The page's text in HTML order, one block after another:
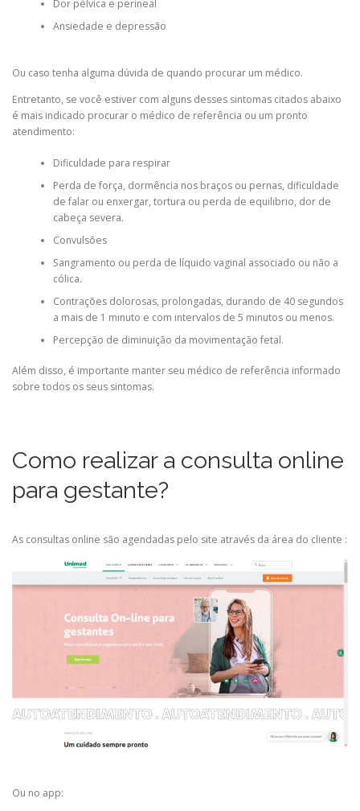
Dor pélvica e perineal
Ansiedade e depressão
Ou caso tenha alguma dúvida de quando procurar um médico.
Entretanto, se você estiver com alguns desses sintomas citados abaixo
é mais indicado procurar o médico de referência ou um pronto
atendimento:
Dificuldade para respirar
Perda de força, dormência nos braços ou pernas, dificuldade
de falar ou enxergar, tortura ou perda de equilibrio, dor de
cabeça severa.
Convulsões
Sangramento ou perda de líquido vaginal associado ou não a
cólica.
Contrações dolorosas, prolongadas, durando de 40 segundos
a mais de 1 minuto e com intervalos de 5 minutos ou menos.
Percepção de diminuição da movimentação fetal.
Além disso, é importante manter seu médico de referência informado
sobre todos os seus sintomas.
Como realizar a consulta online
para gestante?
As consultas online são agendadas pelo site através da área do cliente :
Ou no app: